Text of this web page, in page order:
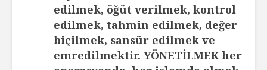
edilmek, öğüt verilmek, kontrol
edilmek, tahmin edilmek, değer
biçilmek, sansür edilmek ve
emredilmektir. YÖNETİLMEK her